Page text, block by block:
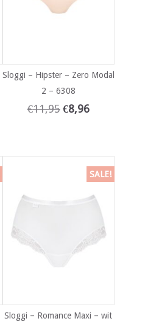
Sloggi – Hipster – Zero Modal
2 – 6308
€11,95 €8,96
SALE!
Sloggi – Romance Maxi – wit